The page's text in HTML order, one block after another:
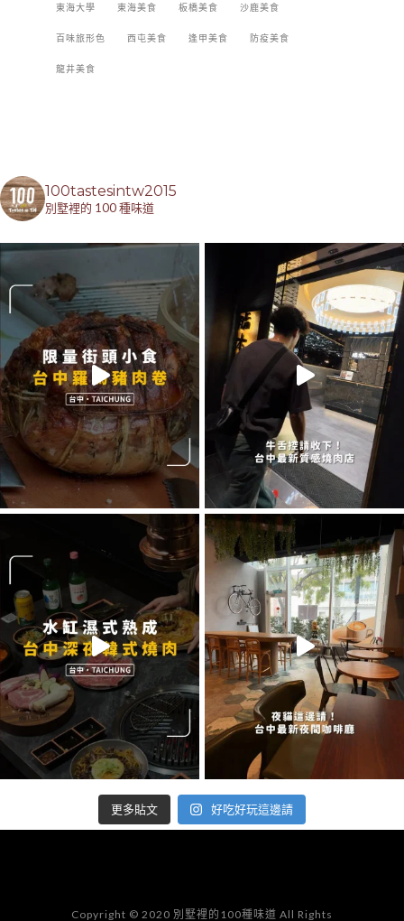
東海大學 東海美食 板橋美食 沙鹿美食
百味旅形色 西屯美食 逢甲美食 防疫美食
龍井美食
100tastesintw2015
別墅裡的 100 種味道
更多貼文 好吃好玩這邊請
Copyright © 2020 別墅裡的100種味道 All Rights